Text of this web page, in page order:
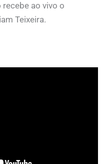
ao vivo o
Teixeira.